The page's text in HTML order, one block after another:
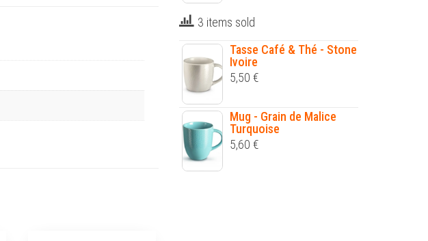
3 items sold
Tasse Café & Thé - Stone
Ivoire
5,50 €
Mug - Grain de Malice
Turquoise
5,60 €